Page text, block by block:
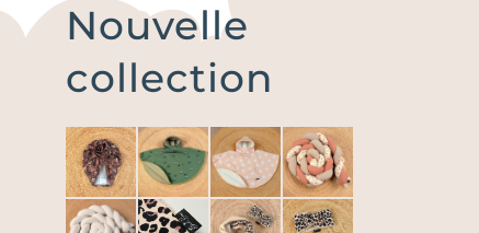
Nouvelle
collection